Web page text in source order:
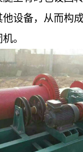
设备，从而构成
。